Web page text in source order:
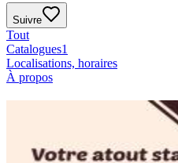
Suivre
Tout
Catalogues1
Localisations, horaires
À propos